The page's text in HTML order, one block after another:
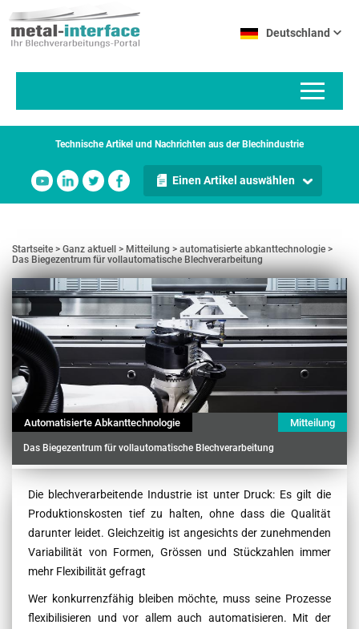
zum
Inhalt
Deutschland
Technische Artikel und Nachrichten aus der Blechindustrie
Einen Artikel auswählen
Startseite Ganz aktuell Mitteilung
automatisierte abkanttechnologie
Das Biegezentrum für vollautomatische Blechverarbeitung
Automatisierte Abkanttechnologie Mitteilung
Das Biegezentrum für vollautomatische Blechverarbeitung
Contenu
Die blechverarbeitende Industrie ist unter Druck: Es gilt die
Produktionskosten tief zu halten, ohne dass die Qualität
darunter leidet. Gleichzeitig ist angesichts der zunehmenden
Variabilität von Formen, Grössen und Stückzahlen immer
mehr Flexibilität gefragt
Wer konkurrenzfähig bleiben möchte, muss seine Prozesse
flexibilisieren und vor allem auch automatisieren. Mit der